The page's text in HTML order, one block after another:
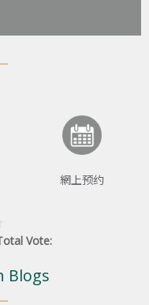
網上预约
Vote:
Blogs